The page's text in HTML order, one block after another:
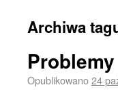
Archiwa
Opublikowano24